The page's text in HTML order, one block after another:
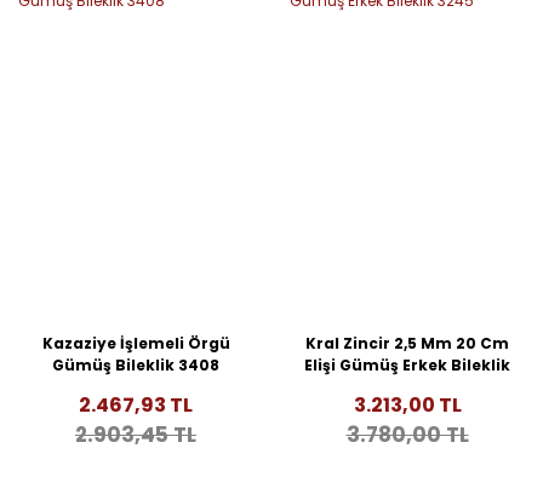
Kazaziye İşlemeli Örgü
Gümüş Bileklik 3408
2.467,93 TL
2.903,45 TL
Kral Zincir 2,5 Mm 20 Cm
Elişi Gümüş Erkek Bileklik
3.213,00 TL
3.780,00 TL